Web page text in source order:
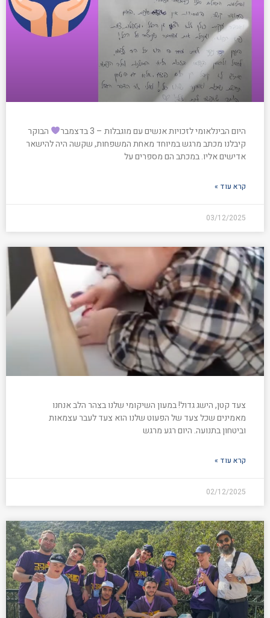
היום הבינלאומי לזכויות אנשים עם מוגבלות – 3 בדצמבר
הבוקר
קיבלנו מכתב מרגש במיוחד מאחת המשפחות, שקשה היה להישאר
אדישים אליו. במכתב הם מספרים על
קרא עוד »
03/12/2025
צעד קטן, הישג גדול! במעון השיקומי שלנו בצהר הלב אנחנו
מאמינים שכל צעד של הפעוט שלנו הוא צעד לעבר עצמאות
וביטחון בתנועה. היום רגע מרגש
קרא עוד »
02/12/2025